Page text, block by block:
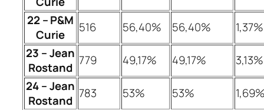
22 – P&M
Curie
516 56,40% 56,40%
1,37%
23 – Jean
Rostand 779 49,17% 49,17%
3,13%
24 – Jean
Rostand 783 53% 53%